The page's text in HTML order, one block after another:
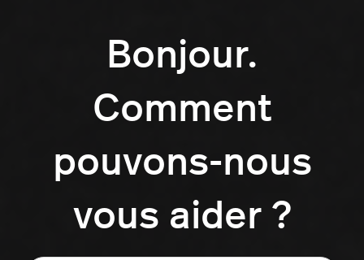
Bonjour.
Comment
pouvons-nous
vous aider ?